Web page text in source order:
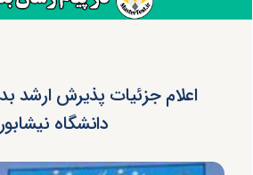
دانشگاه نیشابور